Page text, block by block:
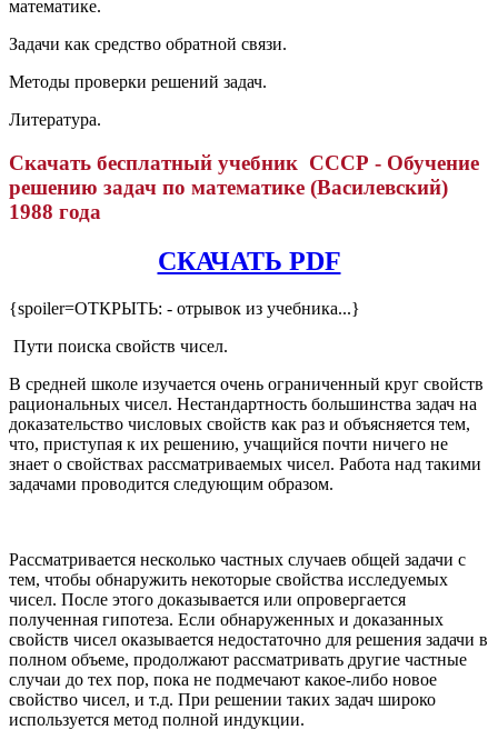
математике.
Задачи как средство обратной связи.
Методы проверки решений задач.
Литература.
Скачать бесплатный учебник СССР - Обучение
решению задач по математике (Василевский)
1988 года
СКАЧАТЬ PDF
{spoiler=ОТКРЫТЬ: - отрывок из учебника...}
Пути поиска свойств чисел.
В средней школе изучается очень ограниченный круг свойств
рациональных чисел. Нестандартность большинства задач на
доказательство числовых свойств как раз и объясняется тем,
что, приступая к их решению, учащийся почти ничего не
знает о свойствах рассматриваемых чисел. Работа над такими
задачами проводится следующим образом.
Рассматривается несколько частных случаев общей задачи с
тем, чтобы обнаружить некоторые свойства исследуемых
чисел. После этого доказывается или опровергается
полученная гипотеза. Если обнаруженных и доказанных
свойств чисел оказывается недостаточно для решения задачи в
полном объеме, продолжают рассматривать другие частные
случаи до тех пор, пока не подмечают какое-либо новое
свойство чисел, и т.д. При решении таких задач широко
используется метод полной индукции.